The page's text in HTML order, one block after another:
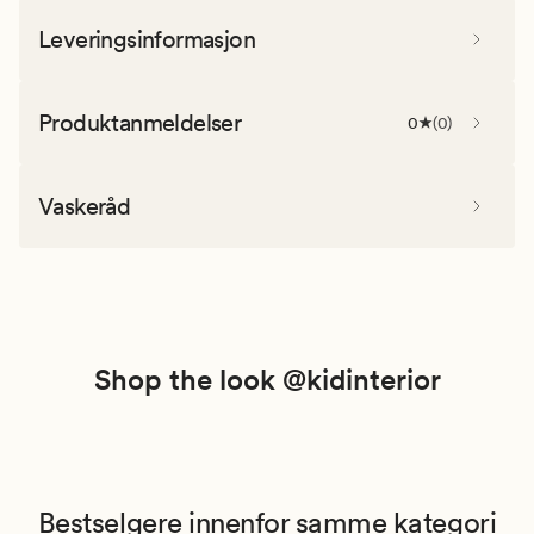
Leveringsinformasjon
Produktanmeldelser 0 (0)
Vaskeråd
Shop the look @kidinterior
Bestselgere innenfor samme kategori